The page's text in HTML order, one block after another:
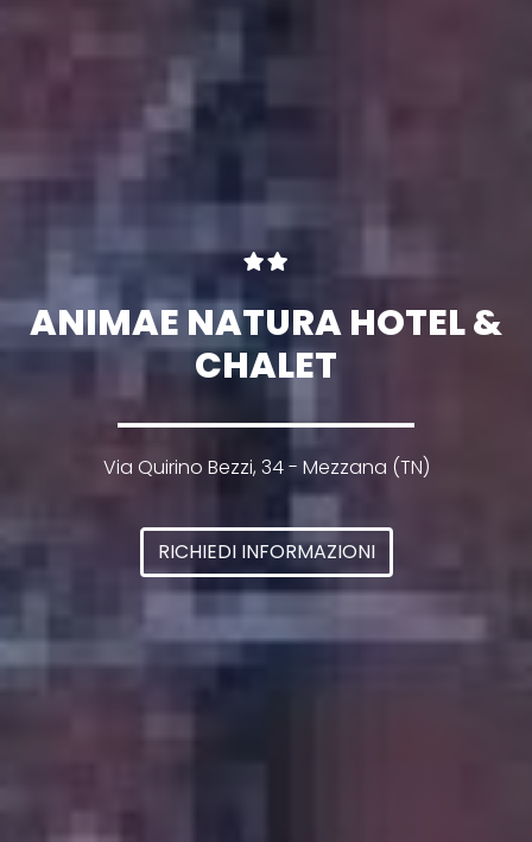
ANIMAE NATURA HOTEL &
CHALET
Via Quirino Bezzi, 34 - Mezzana (TN)
RICHIEDI INFORMAZIONI